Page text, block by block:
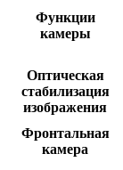
Функции
камеры
Оптическая
стабилизация
изображения
Фронтальная
камера